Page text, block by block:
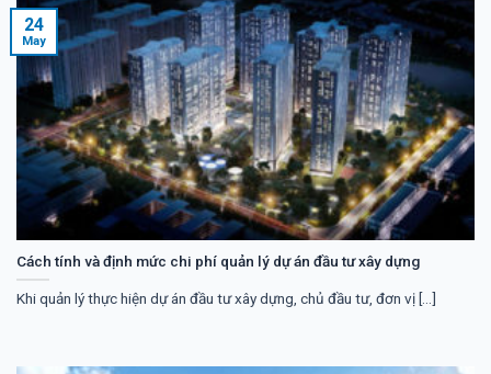
Cách tính và định mức chi phí quản lý dự án đầu tư xây dựng
Khi quản lý thực hiện dự án đầu tư xây dựng, chủ đầu tư, đơn vị [...]
24
May